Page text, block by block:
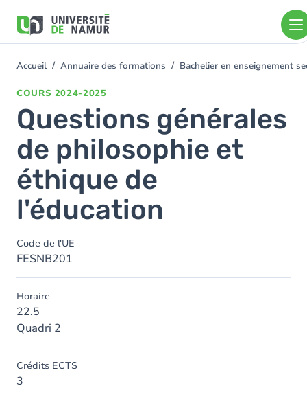
contenu
You
Accueil Annuaire des formations Bachelier en enseignement
COURS 2024-2025
Questions générales
de philosophie et
éthique de
l'éducation
Code de l'UE
FESNB201
Horaire
22.5
Quadri 2
Crédits ECTS
3